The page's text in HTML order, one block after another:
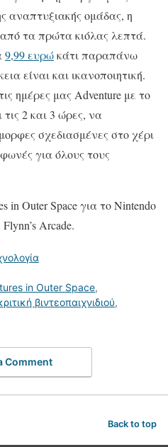
αναπτυξιακής ομάδας, η
από τα πρώτα κιόλας λεπτά.
9,99 ευρώκάτι παραπάνω
είναι και ικανοποιητική.
ημέρες μας Adventure με το
2 και 3 ώρες, να
σχεδιασμένες στο χέρι
για όλους τους
in Outer Space για το Nintendo
Arcade.​
in Outer Space,
βιντεοπαιχνιδιού,
Comment
Back to top